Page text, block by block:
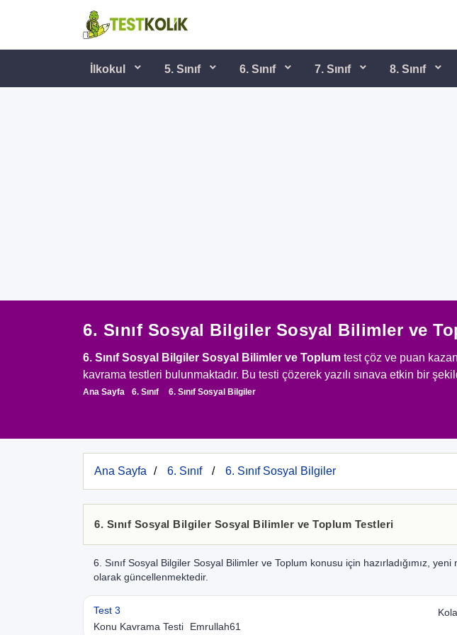
İlkokul 5. Sınıf 6. Sınıf 7. Sınıf 8. Sınıf
6. Sınıf Sosyal Bilgiler Sosyal Bilimler ve
6. Sınıf Sosyal Bilgiler Sosyal Bilimler ve Toplum test çöz ve puan
kavrama testleri bulunmaktadır. Bu testi çözerek yazılı sınava etkin bir
Ana Sayfa 6. Sınıf 6. Sınıf Sosyal Bilgiler
Ana Sayfa 6. Sınıf 6. Sınıf Sosyal Bilgiler
6. Sınıf Sosyal Bilgiler Sosyal Bilimler ve Toplum Testleri
6. Sınıf Sosyal Bilgiler Sosyal Bilimler ve Toplum konusu için hazırladığımız,
olarak güncellenmektedir.
Test 3
Konu Kavrama Testi
Emrullah61